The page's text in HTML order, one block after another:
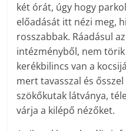
két órát, úgy hogy
előadását itt nézi meg,
rosszabbak. Ráadásul
intézményből, nem
kerékbilincs van a
mert tavasszal és
szökőkutak látványa,
várja a kilépő nézőket.